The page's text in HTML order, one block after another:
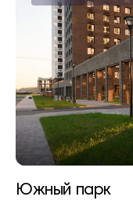
Южный парк